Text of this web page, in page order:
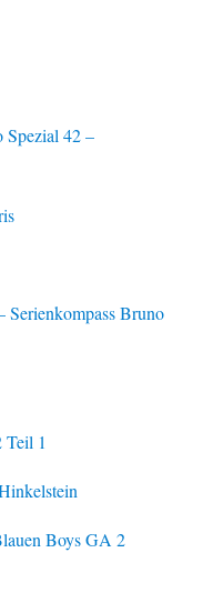
Spezial 42 –
Bruno
Teil 1
Boys GA 2